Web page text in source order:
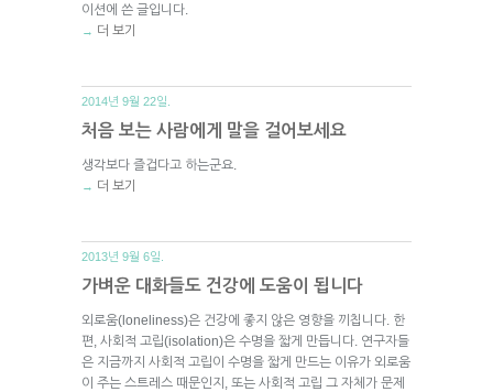
이션에 쓴 글입니다.
→ 더 보기
2014년 9월 22일.
처음 보는 사람에게 말을 걸어보세요
생각보다 즐겁다고 하는군요.
→ 더 보기
2013년 9월 6일.
가벼운 대화들도 건강에 도움이 됩니다
외로움(loneliness)은 건강에 좋지 않은 영향을 끼칩니다. 한
편, 사회적 고립(isolation)은 수명을 짧게 만듭니다. 연구자들
은 지금까지 사회적 고립이 수명을 짧게 만드는 이유가 외로움
이 주는 스트레스 때문인지, 또는 사회적 고립 그 자체가 문제